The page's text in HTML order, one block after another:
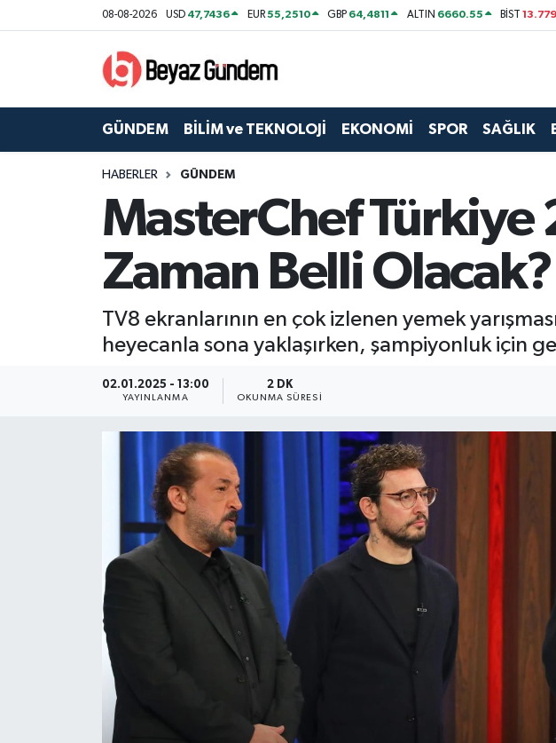
08-08-2026 USD 47,7436 EUR55,2510 GBP 64,4811 ALTIN 6660.55 BİST13.779
GÜNDEM BİLİM ve TEKNOLOJİ EKONOMİ SPOR SAĞLIK
HABERLER GÜNDEM
MasterChef
Zaman Belli Olacak?
TV8 ekranlarının en çok izlenen yemek
heyecanla sona yaklaşırken, şampiyonluk için
02.01.2025 - 13:00
YAYINLANMA
2 DK
OKUNMA SÜRESI
GÜNDEM
BİLİM ve TEKNOLOJİ
KÜLTÜR SANAT
MAGAZİN
Hava Durumu
Trafik Durumu
Tüm Manşetler
Haber Arşivi